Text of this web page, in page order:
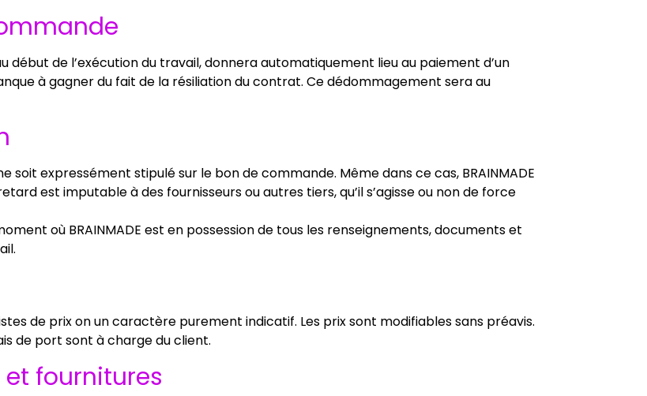
de l’exécution du travail, donnera automatiquement lieu au paiement d’un
à gagner du fait de la résiliation du contrat. Ce dédommagement sera au
soit expressément stipulé sur le bon de commande. Même dans ce cas, BRAINMADE
est imputable à des fournisseurs ou autres tiers, qu’il s’agisse ou non de force
où BRAINMADE est en possession de tous les renseignements, documents et
de prix on un caractère purement indicatif. Les prix sont modifiables sans préavis.
de port sont à charge du client.
et fournitures